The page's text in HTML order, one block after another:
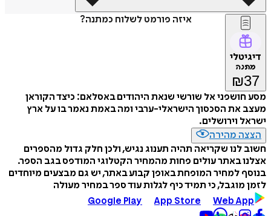
איזה פורמט לשלוח כמתנה?
דיגיטלי
מתנה
₪37
מסע חושפני אל שורשי שנאת היהודים באסלאם: כיצד הקוראן
מעצב את הסכסוך הישראלי-ערבי ומה באמת נאמר בו על ארץ
ישראל וירושלים.
הצצה מהירה
חשוב לנו שקריאה תהיה תענוג נגיש, ולכן חלק גדול מהספרים
אצלנו באתר עולים פחות מהמחיר הקטלוגי המודפס בגב הספר.
בנוסף למחיר המופחת באופן קבוע באתר, יש גם מבצעים מיוחדים
לזמן מוגבל, כי תמיד כיף לגלות עוד ספר במחיר מעולה
Google Play
App Store Web App